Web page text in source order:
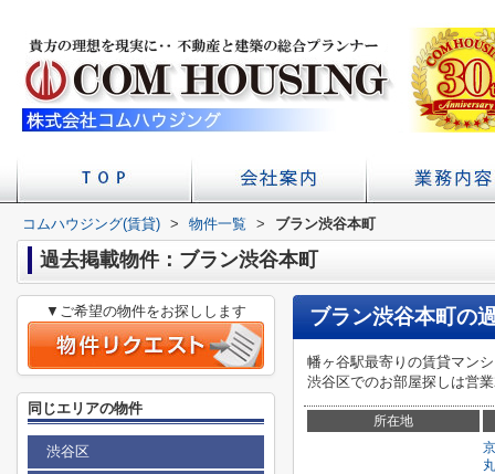
店舗へのアクセス
会社概要
コムハウジング(賃貸) > 物件一覧 > ブラン渋谷本町
過去掲載物件：ブラン渋谷本町
ブラン渋谷本町の
幡ヶ谷駅最寄りの賃貸マン
渋谷区でのお部屋探しは営
所在地
▼ご希望の物件をお探しします
同じエリアの物件
渋谷区